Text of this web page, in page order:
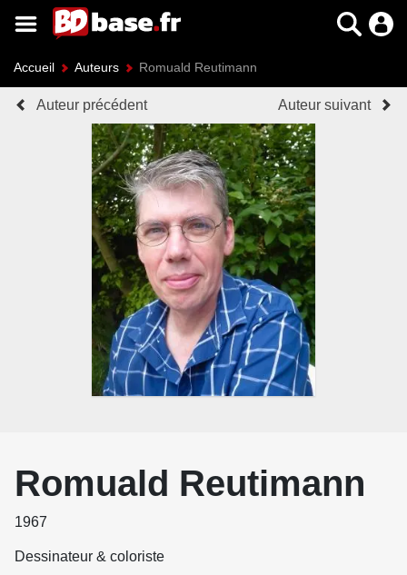
Accueil Auteurs Romuald Reutimann
Auteur précédent Auteur suivant
Romuald Reutimann
1967
Dessinateur & coloriste